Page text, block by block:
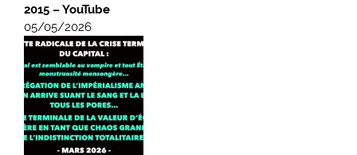
2015 – YouTube
05/05/2026